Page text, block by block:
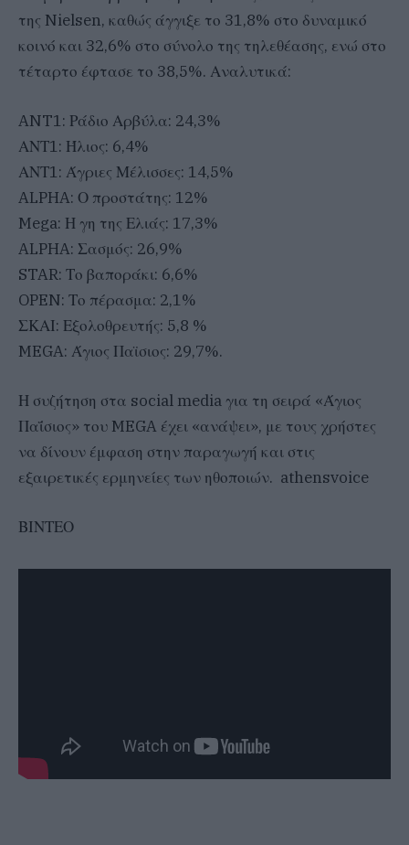
της Nielsen, καθώς άγγιξε το 31,8% στο δυναμικό
κοινό και 32,6% στο σύνολο της τηλεθέασης, ενώ στο
τέταρτο έφτασε το 38,5%. Αναλυτικά:
ANT1: Ράδιο Αρβύλα: 24,3%
ΑΝΤ1: Ήλιος: 6,4%
ΑΝΤ1: Άγριες Μέλισσες: 14,5%
ALPHA: Ο προστάτης: 12%
Mega: Η γη της Ελιάς: 17,3%
ALPHA: Σασμός: 26,9%
STAR: Το βαποράκι: 6,6%
OPEN: Το πέρασμα: 2,1%
ΣΚΑΙ: Εξολοθρευτής: 5,8 %
MEGA: Άγιος Παϊσιος: 29,7%.
Η συζήτηση στα social media για τη σειρά «Άγιος
Παΐσιος» του MEGA έχει «ανάψει», με τους χρήστες
να δίνουν έμφαση στην παραγωγή και στις
εξαιρετικές ερμηνείες των ηθοποιών. athensvoice
ΒΙΝΤΕΟ